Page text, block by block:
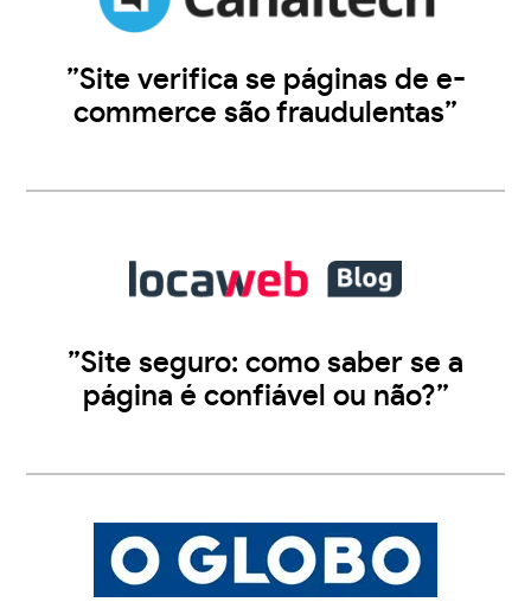
”Site verifica se páginas de e-
commerce são fraudulentas”
”Site seguro: como saber se a
página é confiável ou não?”